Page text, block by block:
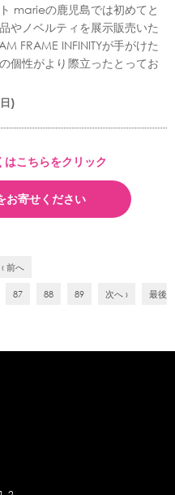
marieの鹿児島では初めてと
やノベルティを展示販売いた
FRAME INFINITYが手がけた
個性がより際立ったとってお
)
こちらをクリック
お寄せください
‹ 前へ
87 88 89 次へ › 最後